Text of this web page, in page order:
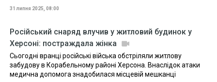
31 липня 2025, 08:00
Російський снаряд влучив у житловий будинок у
Херсоні: постраждала жінка
Сьогодні вранці російські війська обстріляли житлову
забудову в Корабельному районі Херсона. Внаслідок атаки
медична допомога знадобилася місцевій мешканці